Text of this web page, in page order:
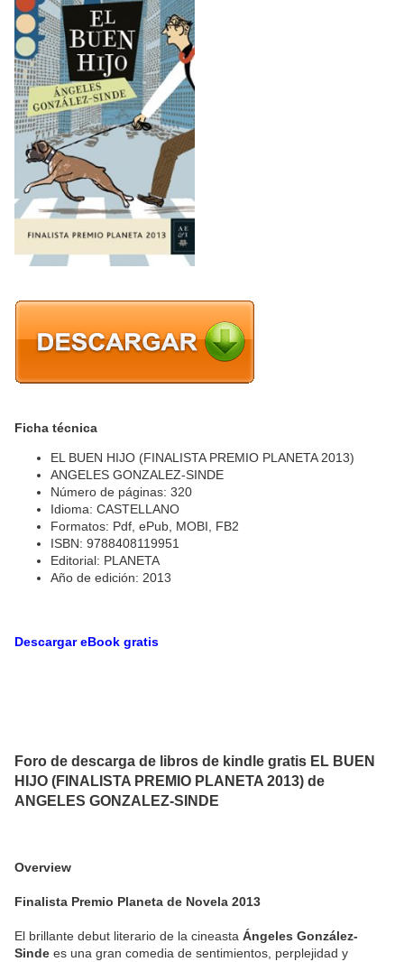
Ficha técnica
EL BUEN HIJO (FINALISTA PREMIO PLANETA 2013)
ANGELES GONZALEZ-SINDE
Número de páginas: 320
Idioma: CASTELLANO
Formatos: Pdf, ePub, MOBI, FB2
ISBN: 9788408119951
Editorial: PLANETA
Año de edición: 2013
Descargar eBook gratis
Foro de descarga de libros de kindle gratis EL BUEN
HIJO (FINALISTA PREMIO PLANETA 2013) de
ANGELES GONZALEZ-SINDE
Overview
Finalista Premio Planeta de Novela 2013
El brillante debut literario de la cineasta Ángeles González-
Sinde es una gran comedia de sentimientos, perplejidad y